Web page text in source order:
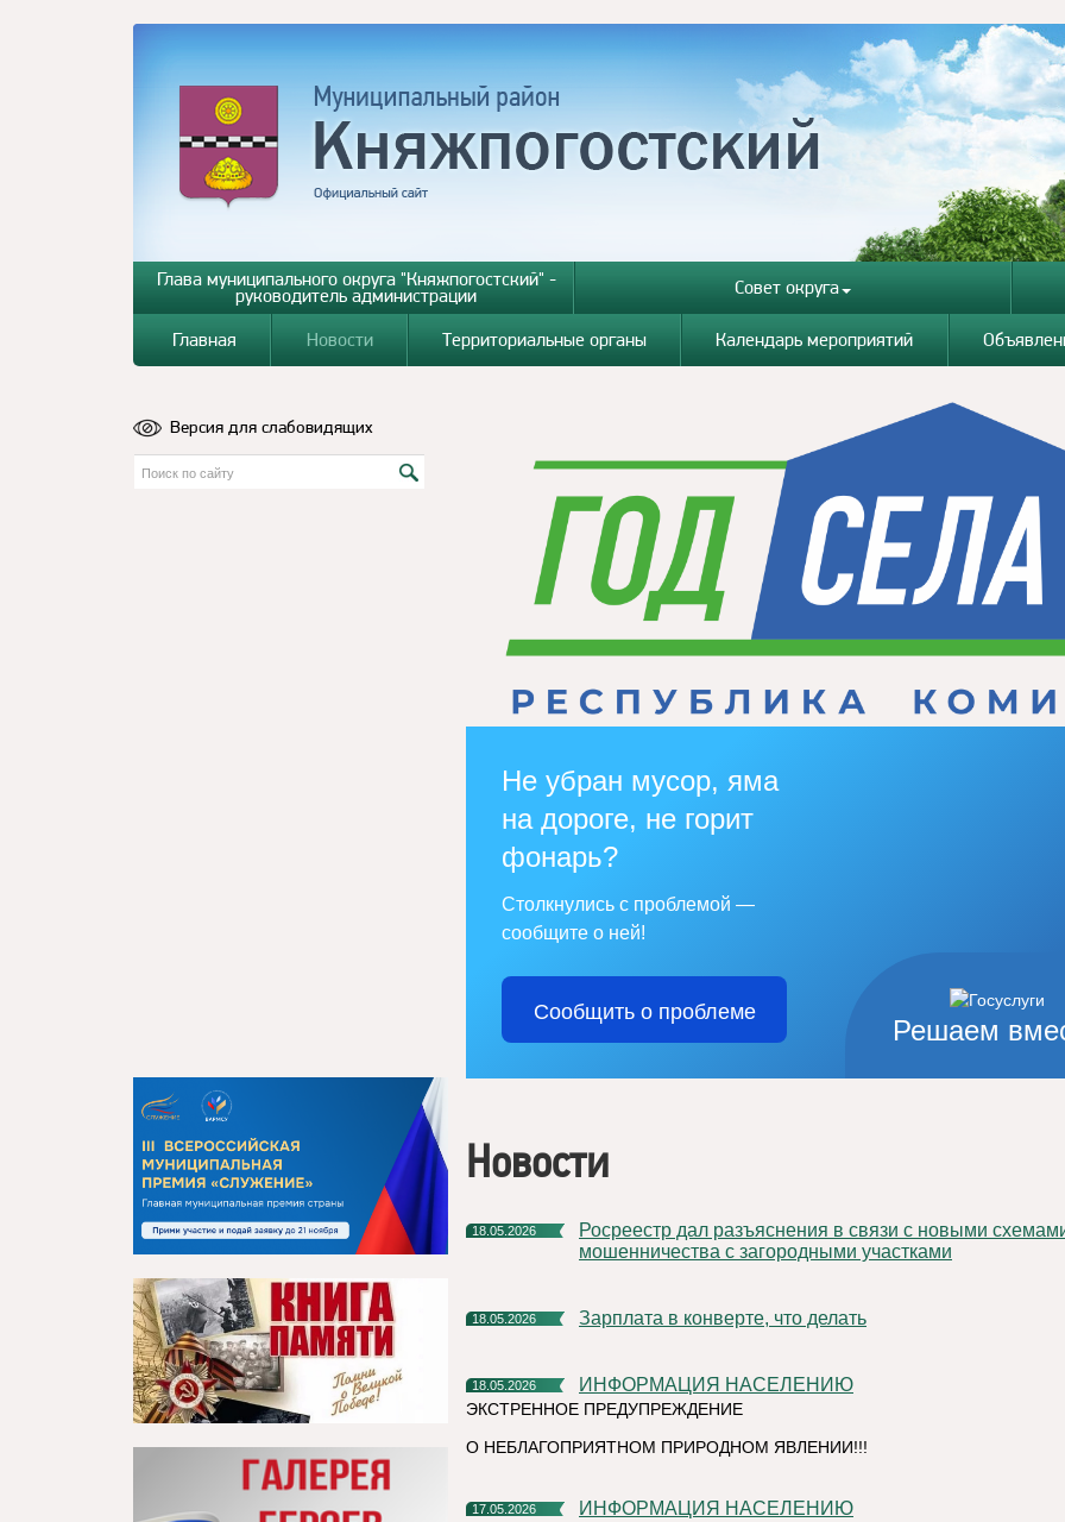
Глава муниципального округа "Княжпогостский" -
руководитель администрации Совет округа
Главная Новости Территориальные органы Календарь мероприятий
Версия для слабовидящих
Решаем
Не убран мусор, яма
на дороге, не горит
фонарь?
Столкнулись с проблемой —
сообщите о ней!
Сообщить о проблеме
Новости
18.05.2026
Росреестр дал разъяснения в связи с новыми схемами
мошенничества с загородными участками
18.05.2026 Зарплата в конверте, что делать
18.05.2026 ИНФОРМАЦИЯ НАСЕЛЕНИЮ
ЭКСТРЕННОЕ ПРЕДУПРЕЖДЕНИЕ
О НЕБЛАГОПРИЯТНОМ ПРИРОДНОМ ЯВЛЕНИИ!!!
17.05.2026 ИНФОРМАЦИЯ НАСЕЛЕНИЮ